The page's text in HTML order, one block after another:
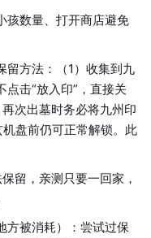
孩数量、打开商店避免
留方法：（1）收集到九
击“放入印”，直接关
次出墓时务必将九州印
盘前仍可正常解锁。此
留，亲测只要一回家，
方被消耗）：尝试过保